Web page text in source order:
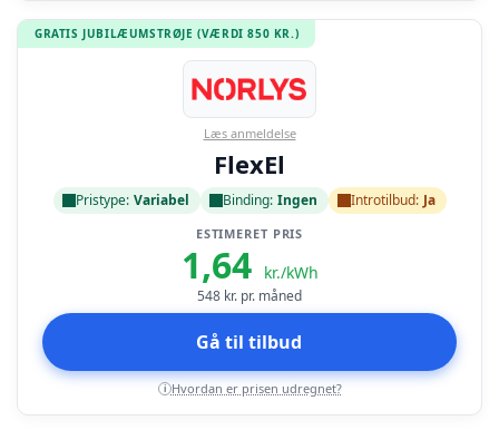
GRATIS JUBILÆUMSTRØJE (VÆRDI 850 KR.)
Læs anmeldelse
FlexEl
Pristype: Variabel Binding: Ingen Introtilbud: Ja
ESTIMERET PRIS
1,64 kr./kWh
548 kr. pr. måned
Gå til tilbud
i Hvordan er prisen udregnet?